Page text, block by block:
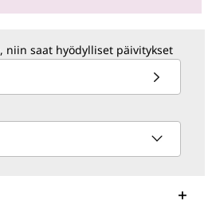
niin saat hyödylliset päivitykset